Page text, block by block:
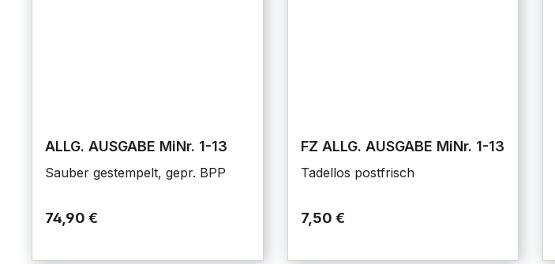
ALLG. AUSGABE MiNr. 1-13
Sauber gestempelt, gepr. BPP
74,90 €
FZ ALLG. AUSGABE MiNr. 1-13
Tadellos postfrisch
7,50 €